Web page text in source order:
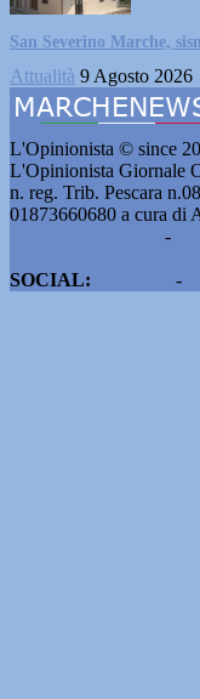
San Severino Marche,
Attualità 9 Agosto 2026
L'Opinionista © since
L'Opinionista Giornale
n. reg. Trib. Pescara
01873660680 a cura di
-
SOCIAL:
-